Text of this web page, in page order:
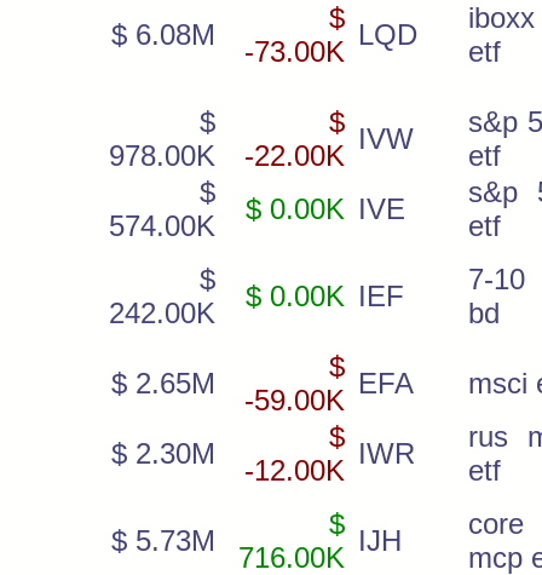
$ 6.08M
$
-73.00K
LQD
etf
$
978.00K
$
-22.00K
IVW
s&p
etf
$
574.00K
$ 0.00K IVE
s&p
etf
$
242.00K
$ 0.00K IEF
7-
bd
$ 2.65M
$
-59.00K
EFA msci
$ 2.30M
$
-12.00K
IWR
rus
etf
$ 5.73M
$
716.00K
IJH
mcp